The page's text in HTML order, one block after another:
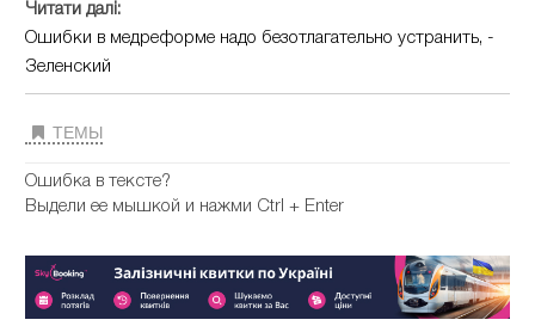
Читати далі:
Ошибки в медреформе надо безотлагательно устранить, -
Зеленский
ТЕМЫ
Ошибка в тексте?
Выдели ее мышкой и нажми Ctrl + Enter